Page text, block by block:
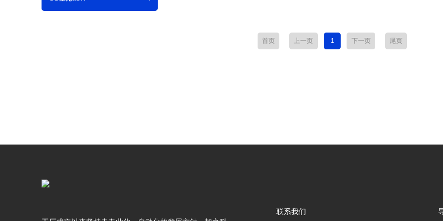
首页 上一页 1 下一页 尾页
联系我们